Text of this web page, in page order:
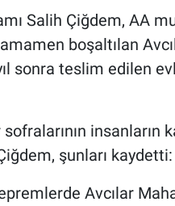
Salih Çiğdem, AA
boşaltılan
sonra teslim edilen
insanların
şunları kaydetti:
Avcılar